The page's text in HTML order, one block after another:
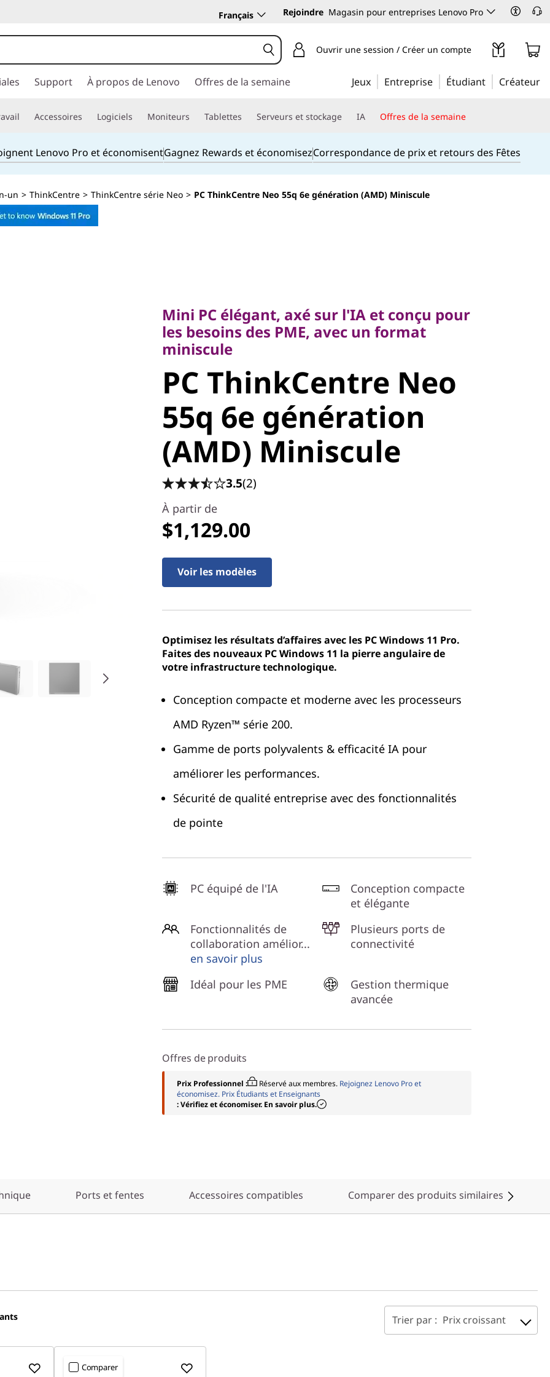
Français Rejoindre Magasin pour entreprises Lenovo Pro
Ouvrir une session / Créer un compte
Support À propos de Lenovo Offres de la semaine Jeux Entreprise Étudiant Créateur
Accessoires Logiciels Moniteurs Tablettes Serveurs et stockage IA Offres de la semaine
Lenovo Pro et économisentGagnez Rewards et économisezCorrespondance de prix et retours des Fêtes
un > ThinkCentre > ThinkCentre série Neo > PC ThinkCentre Neo 55q 6e génération (AMD) Miniscule
miniscule
PC ThinkCentre Neo
55q 6e génération
(AMD) Miniscule
Mini PC élégant, axé sur l'IA et conçu pour
les besoins des PME, avec un format
miniscule
PC ThinkCentre Neo
55q 6e génération
(AMD) Miniscule
3.5(2)
À partir de
$1,129.00
Voir les modèles
Optimisez les résultats d’affaires avec les PC Windows 11 Pro.
Faites des nouveaux PC Windows 11 la pierre angulaire de
votre infrastructure technologique.
Conception compacte et moderne avec les processeurs
AMD Ryzen™ série 200.
Gamme de ports polyvalents & efficacité IA pour
améliorer les performances.
Sécurité de qualité entreprise avec des fonctionnalités
de pointe
PC équipé de l'IA
Conception compacte
et élégante
Fonctionnalités de
collaboration amélior...
en savoir plus
Plusieurs ports de
connectivité
Idéal pour les PME
Gestion thermique
avancée
Offres de produits
Prix Professionnel : Réservé aux membres. Rejoignez Lenovo Pro et
économisez. Prix Étudiants et Enseignants
: Vérifiez et économiser. En savoir plus.
Ports et fentes Accessoires compatibles Comparer des produits similaires
Trier par : Prix croissant
Comparer